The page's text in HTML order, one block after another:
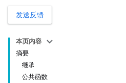
发送反馈
本页内容
摘要
继承
公共函数